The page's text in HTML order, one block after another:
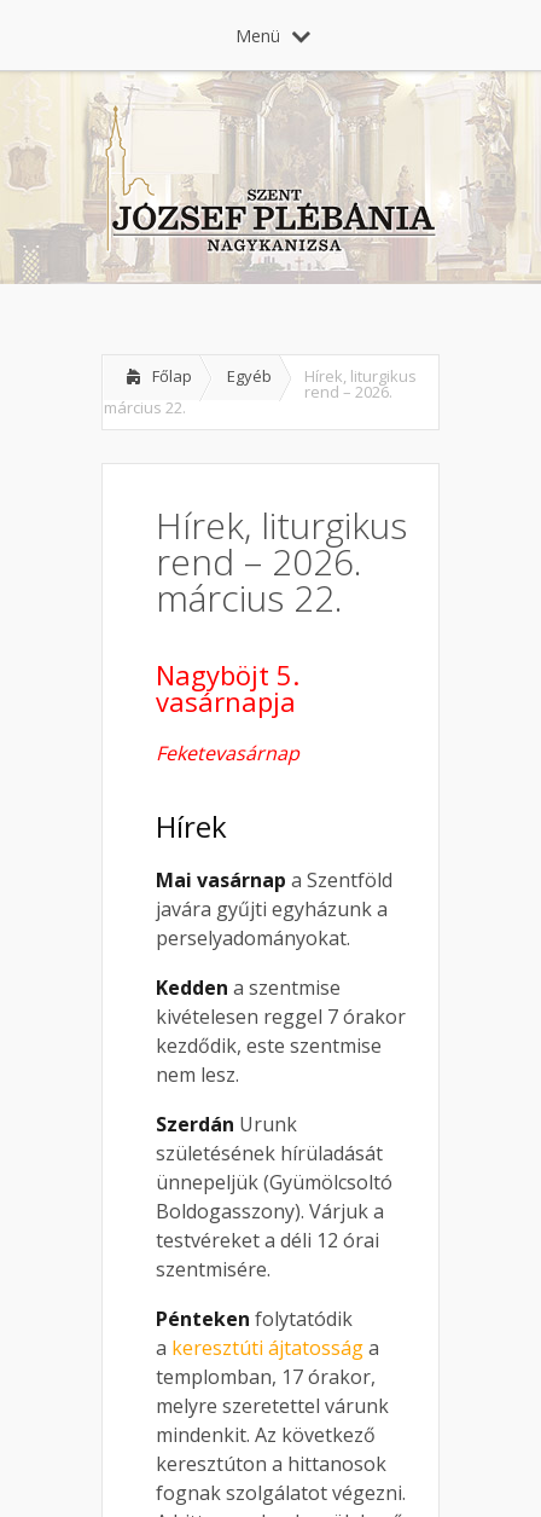
Menü
Főlap Egyéb Hírek, liturgikus
rend – 2026.
március 22.
Hírek, liturgikus
rend – 2026.
március 22.
Nagyböjt 5.
vasárnapja
Feketevasárnap
Hírek
Mai vasárnap a Szentföld
javára gyűjti egyházunk a
perselyadományokat.
Kedden a szentmise
kivételesen reggel 7 órakor
kezdődik, este szentmise
nem lesz.
Szerdán Urunk
születésének hírüladását
ünnepeljük (Gyümölcsoltó
Boldogasszony). Várjuk a
testvéreket a déli 12 órai
szentmisére.
Pénteken folytatódik
a keresztúti ájtatossága
templomban, 17 órakor,
melyre szeretettel várunk
mindenkit. Az következő
keresztúton a hittanosok
fognak szolgálatot végezni.